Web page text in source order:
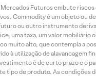
Futuros embute riscos
Commodity é um objeto ou
ou outro instrumento
uma taxa, um valor mobiliário
muito alto, que contempla a
à utilização de alavancagem
é de curto prazo e o
tipo de produto. As condições